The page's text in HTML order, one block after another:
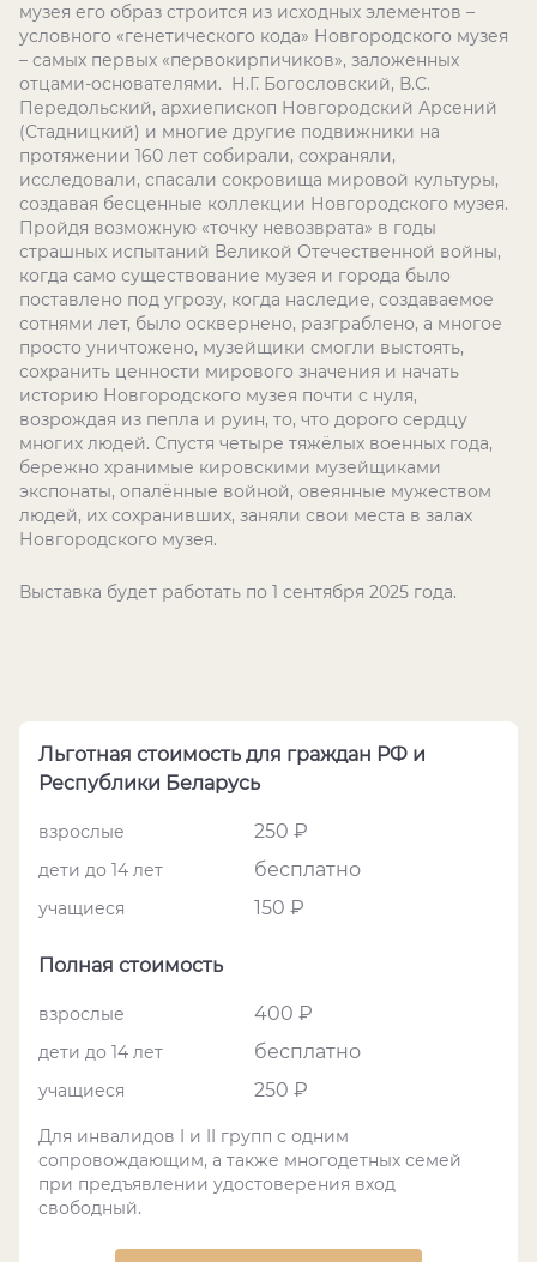
музея его образ строится из исходных элементов –
условного «генетического кода» Новгородского музея
– самых первых «первокирпичиков», заложенных
отцами-основателями. Н.Г. Богословский, В.С.
Передольский, архиепископ Новгородский Арсений
(Стадницкий) и многие другие подвижники на
протяжении 160 лет собирали, сохраняли,
исследовали, спасали сокровища мировой культуры,
создавая бесценные коллекции Новгородского музея.
Пройдя возможную «точку невозврата» в годы
страшных испытаний Великой Отечественной войны,
когда само существование музея и города было
поставлено под угрозу, когда наследие, создаваемое
сотнями лет, было осквернено, разграблено, а многое
просто уничтожено, музейщики смогли выстоять,
сохранить ценности мирового значения и начать
историю Новгородского музея почти с нуля,
возрождая из пепла и руин, то, что дорого сердцу
многих людей. Спустя четыре тяжёлых военных года,
бережно хранимые кировскими музейщиками
экспонаты, опалённые войной, овеянные мужеством
людей, их сохранивших, заняли свои места в залах
Новгородского музея.
Выставка будет работать по 1 сентября 2025 года.
Льготная стоимость для граждан РФ и
Республики Беларусь
взрослые 250 ₽
дети до 14 лет бесплатно
учащиеся 150 ₽
Полная стоимость
взрослые 400 ₽
дети до 14 лет бесплатно
учащиеся 250 ₽
Для инвалидов I и II групп с одним
сопровождающим, а также многодетных семей
при предъявлении удостоверения вход
свободный.